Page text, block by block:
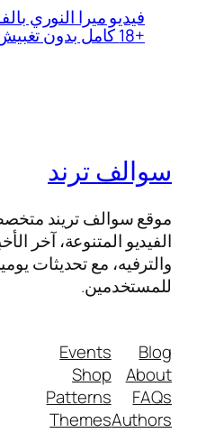
فيديو ميرا النوري
+18 كامل بدون تغبيش
سوالف ترند
موقع سوالف تريند
الفيديو المتنوعة، آخر
والترفيه، مع تحديثات
للمستخدمين.
Blog
About
FAQs
Authors
Events
Shop
Patterns
Themes